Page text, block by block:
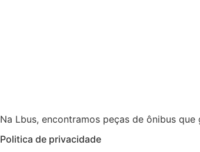
Na Lbus, encontramos peças de ônibus
Politica de privacidade